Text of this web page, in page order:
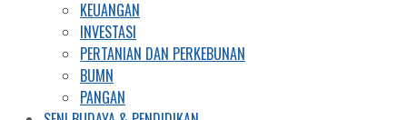
KEUANGAN
INVESTASI
PERTANIAN DAN PERKEBUNAN
BUMN
PANGAN